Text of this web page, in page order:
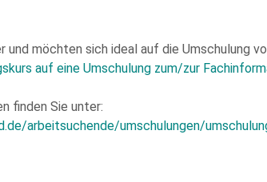
und möchten sich ideal auf die Umschulung
auf eine Umschulung zum/zur
finden Sie unter:
arbeitsuchende/umschulungen/